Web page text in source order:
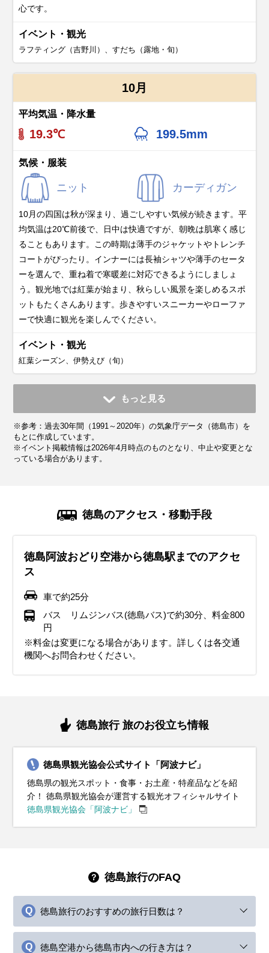
心です。
イベント・観光
ラフティング（吉野川）、すだち（露地・旬）
10月
平均気温・降水量
19.3℃ 199.5mm
気候・服装
ニット カーディガン
10月の四国は秋が深まり、過ごしやすい気候が続きます。平
均気温は20℃前後で、日中は快適ですが、朝晩は肌寒く感じ
ることもあります。この時期は薄手のジャケットやトレンチ
コートがぴったり。インナーには長袖シャツや薄手のセータ
ーを選んで、重ね着で寒暖差に対応できるようにしましょ
う。観光地では紅葉が始まり、秋らしい風景を楽しめるスポ
ットもたくさんあります。歩きやすいスニーカーやローファ
ーで快適に観光を楽しんでください。
イベント・観光
紅葉シーズン、伊勢えび（旬）
11月
平均気温・降水量
13.8℃ 89.2mm
気候・服装
11月の四国は秋の終わりが感じられる季節で、平均気温は
意しておくと安心です。インナーにはセーターやタートルネ
ックを着て、しっかり暖かさをキープしましょう。足元は防
寒性のあるスニーカーやブーツがおすすめです。
イベント・観光
紅葉シーズン、イルミネーションシーズン、剣山の樹氷、ファガ
スの森高城周辺の樹氷、蒲生田岬のシオギク、ハモ（旬）
12月
平均気温・降水量
8.7℃ 63.9mm
気候・服装
12月の四国は本格的な冬の寒さがやってきます。平均気温は
ース素材を取り入れると安心。手袋やマフラー、帽子などの
防寒小物も活用して、しっかり寒さ対策をしましょう。観光
中に冷えを感じにくくするために、滑りにくいソールのブー
ツや防寒性のあるスニーカーを履くのがおすすめです。冬の
四国ではイルミネーションや年末イベントも楽しめるので、
防寒をしっかりして素敵な冬の旅を満喫してください。
イベント・観光
イルミネーションシーズン、剣山の樹氷、ファガスの森高城周辺
1月
平均気温・降水量
6.3℃ 41.9mm
気候・服装
1月の四国はまさに冬本番。平均気温は6℃前後で、日によっ
はヒートテックやフリース素材のシャツが便利です。手袋、
マフラー、帽子なんかもプラスすれば冷たい風対策はバッチ
リ！足元は滑りにくいソールのスニーカーやブーツがおすす
めです。冬ならではの風情を楽しめる観光地も多いので、寒
さ対策を万全にして四国観光を楽しんでください。
イベント・観光
剣山の樹氷、ファガスの森高城周辺の樹氷、冬牡丹祭り（密厳
寺）、通町のえびす祭り（徳島市）、なると金時（旬）
2月
平均気温・降水量
6.8℃ 53.0mm
気候・服装
2月の四国は1月と同じく寒さが続きますが、だんだん日差し
せませんが、日中は暖かくなることもあるので、軽めのセー
ターや長袖シャツをインナーに選ぶと便利です。朝晩の冷え
込み対策には手袋やマフラーがあると安心。観光中にカイロ
を持っておくのもおすすめです。
イベント・観光
ロウバイの見ごろ、剣山の樹氷、ファガスの森高城周辺の樹氷、
木頭の福寿草、四国酒まつり（三好市）、、四国妖怪フェスティ
バル（三好市）鳴門わかめ（旬）、なると金時（旬）
3月
平均気温・降水量
9.9℃ 87.8mm
気候・服装
3月の四国は春の気配が感じられる季節。平均気温は10℃前
シャツやセーターを選んで、重ね着で体温調整しやすい服装
がおすすめです。日中は暖かく感じる日も増えてくるので、
薄手のカーディガンや軽めのジャケットでも十分対応できま
イベント・観光
梅の見ごろ、椿の見ごろ、明谷梅林（阿南市）、阿川梅の里梅ま
つり（神山町）、美郷梅の花めぐり（吉野川市）、ビッグひな祭
り（勝浦町）、徳島つばきまつり（阿南市）、鳴門わかめ
4月
平均気温・降水量
15.0℃ 104.3mm
気候・服装
4月の四国は春本番。桜が満開になるベストシーズンです。
トレンチコートがちょうどいいです。インナーには長袖シャ
ツや薄手のセーターを選んで、寒暖差に対応できる重ね着ス
タイルがおすすめ。観光で歩き回るなら、履き心地の良いス
ニーカーが快適です。急な雨に備えて折りたたみ傘を持って
おくと安心です。
イベント・観光
桜の見ごろ、勝浦さくら祭り（勝浦町）、花見山鳴門桜まつり
（鳴門市）、剣山山開き（三好市）、徳島城阿波おどり（徳島
のぼり（三好市）、鳴門鯛（旬）
5月
平均気温・降水量
19.6℃ 146.6mm
気候・服装
5月の四国は初夏の爽やかな気候で、観光にもぴったりな季
トがおすすめ。日中は半袖シャツや軽めのパンツ、スカート
でも快適に過ごせます。朝晩は少し涼しいこともあるので、
脱ぎ着しやすいスタイルがベスト。紫外線対策として帽子や
日焼け止めもあると安心です。観光するなら動きやすいスニ
ーカーやサンダルで、四国の自然や文化を楽しんでくださ
イベント・観光
すだちの花の見ごろ、シャクナゲの見ごろ、阿波オープンガーデ
6月
平均気温・降水量
23.0℃ 192.6mm
気候・服装
6月の四国は梅雨入りの時期で、雨の日が増えてきます。平
め。防水性のあるジャケットやレインコート、折りたたみ傘
を持っておくと安心です。靴は防水加工されたスニーカーや
レインシューズが便利で、雨の日でも快適に移動できます。
雨具を上手に使って、梅雨の季節でも四国の魅力を楽しんで
ください。
イベント・観光
あじさいの見頃、大俣原ひまわり畑、寺町花しょうぶ祭り（美馬
市）、ハモ（旬）
7月
平均気温・降水量
26.8℃ 177.0mm
気候・服装
7月の四国は夏本番！気温は30℃近くまで上がり、湿度も高
ラスでしっかり紫外線対策をしましょう。観光地や電車の中
は冷房が効いていることが多いので、薄手のカーディガンや
ストールがあると便利です。長時間歩くなら、軽くて通気性
の良いスニーカーがおすすめ。暑さに負けず四国観光を楽し
んでください。
イベント・観光
海水浴シーズン、ラフティング（吉野川）、大川原高原あじさい
祭り（佐那河内村）、善入寺島のひまわり畑（阿波市・吉野川
もっと見る
※参考：過去30年間（1991～2020年）の気象庁データ（徳島市）を
もとに作成しています。
※イベント掲載情報は2026年4月時点のものとなり、中止や変更とな
っている場合があります。
徳島のアクセス・移動手段
徳島阿波おどり空港から徳島駅までのアクセ
ス
車で約25分
バス リムジンバス(徳島バス)で約30分、料金800
円
※料金は変更になる場合があります。詳しくは各交通
機関へお問合わせください。
徳島旅行 旅のお役立ち情報
徳島県観光協会公式サイト「阿波ナビ」
徳島県の観光スポット・食事・お土産・特産品などを紹
介！ 徳島県観光協会が運営する観光オフィシャルサイト
徳島県観光協会「阿波ナビ」
徳島旅行のFAQ
徳島旅行のおすすめの旅行日数は？
徳島空港から徳島市内への行き方は？